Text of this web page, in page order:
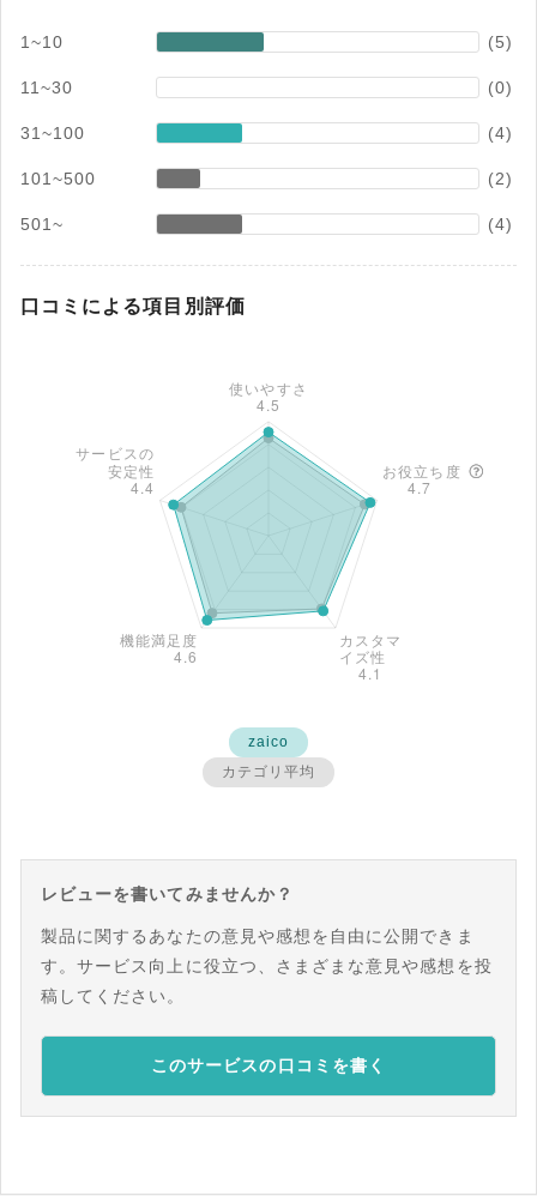
1~10 (5)
11~30 (0)
31~100 (4)
101~500 (2)
501~ (4)
口コミによる項目別評価
zaico
カテゴリ平均
レビューを書いてみませんか？
製品に関するあなたの意見や感想を自由に公開できま
す。サービス向上に役立つ、さまざまな意見や感想を投
稿してください。
このサービスの口コミを書く